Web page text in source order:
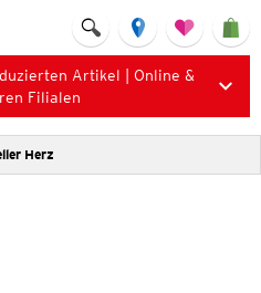
Artikel | Online &
Filialen
Herz